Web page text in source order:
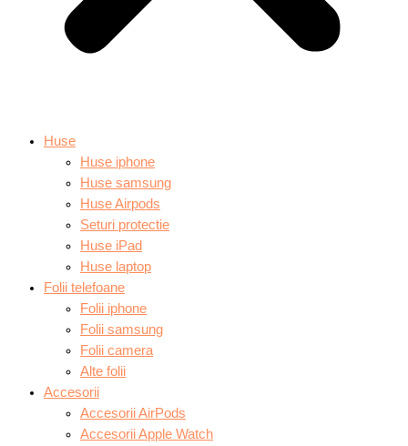
Huse
Huse iphone
Huse samsung
Huse Airpods
Seturi protectie
Huse iPad
Huse laptop
Folii telefoane
Folii iphone
Folii samsung
Folii camera
Alte folii
Accesorii
Accesorii AirPods
Accesorii Apple Watch